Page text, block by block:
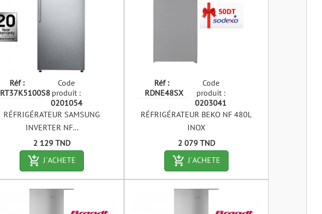
Réf :
RT37K5100S8
Code
produit :
0201054
RÉFRIGÉRATEUR SAMSUNG
INVERTER NF...
Prix
2 129 TND
add_shopping_cart-outlined
J´ACHETE
Réf :
RDNE48SX
Code
produit :
0203041
RÉFRIGÉRATEUR BEKO NF 480L
INOX
Prix
2 079 TND
add_shopping_cart-outlined
J´ACHETE